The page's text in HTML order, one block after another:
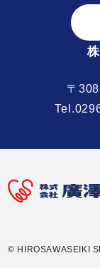
〒
Tel.
© HIROSAWASEIKI